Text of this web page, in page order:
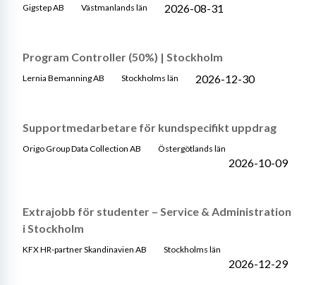
Gigstep AB Västmanlands län 2026-08-31
Program Controller (50%) | Stockholm
Lernia Bemanning AB Stockholms län 2026-12-30
Supportmedarbetare för kundspecifikt uppdrag
Origo Group Data Collection AB Östergötlands län
2026-10-09
Extrajobb för studenter – Service & Administration
i Stockholm
KFX HR-partner Skandinavien AB Stockholms län
2026-12-29